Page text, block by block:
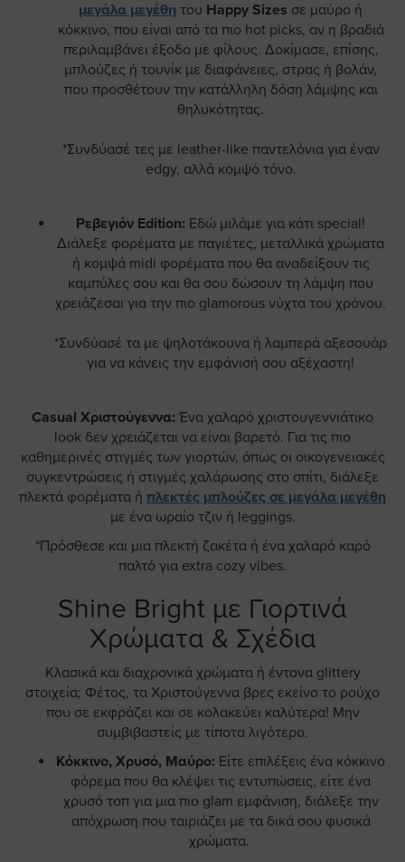
μεγάλα μεγέθη του Happy Sizes σε μαύρο ή
κόκκινο, που είναι από τα πιο hot picks, αν η βραδιά
περιλαμβάνει έξοδο με φίλους. Δοκίμασε, επίσης,
μπλούζες ή τουνίκ με διαφάνειες, στρας ή βολάν,
που προσθέτουν την κατάλληλη δόση λάμψης και
θηλυκότητας.
*Συνδύασέ τες με leather-like παντελόνια για έναν
edgy, αλλά κομψό τόνο.
Ρεβεγιόν Edition: Εδώ μιλάμε για κάτι special!
Διάλεξε φορέματα με παγιέτες, μεταλλικά χρώματα
ή κομψά midi φορέματα που θα αναδείξουν τις
καμπύλες σου και θα σου δώσουν τη λάμψη που
χρειάζεσαι για την πιο glamorous νύχτα του χρόνου.
*Συνδύασέ τα με ψηλοτάκουνα ή λαμπερά αξεσουάρ
για να κάνεις την εμφάνισή σου αξέχαστη!
Casual Χριστούγεννα: Ένα χαλαρό χριστουγεννιάτικο
look δεν χρειάζεται να είναι βαρετό. Για τις πιο
καθημερινές στιγμές των γιορτών, όπως οι οικογενειακές
συγκεντρώσεις ή στιγμές χαλάρωσης στο σπίτι, διάλεξε
πλεκτά φορέματα ή πλεκτές μπλούζες σε μεγάλα μεγέθη
με ένα ωραίο τζιν ή leggings.
*Πρόσθεσε και μια πλεκτή ζακέτα ή ένα χαλαρό καρό
παλτό για extra cozy vibes.
Shine Bright με Γιορτινά
Χρώματα & Σχέδια
Κλασικά και διαχρονικά χρώματα ή έντονα glittery
στοιχεία; Φέτος, τα Χριστούγεννα βρες εκείνο το ρούχο
που σε εκφράζει και σε κολακεύει καλύτερα! Μην
συμβιβαστείς με τίποτα λιγότερο.
Κόκκινο, Χρυσό, Μαύρο: Είτε επιλέξεις ένα κόκκινο
φόρεμα που θα κλέψει τις εντυπώσεις, είτε ένα
χρυσό τοπ για μια πιο glam εμφάνιση, διάλεξε την
απόχρωση που ταιριάζει με τα δικά σου φυσικά
χρώματα.